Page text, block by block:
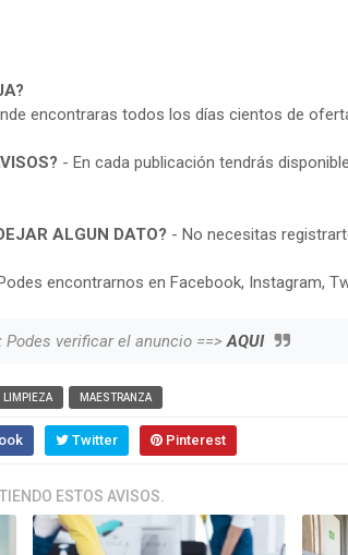
encontraras todos los días cientos de
- En cada publicación tendrás
ALGUN DATO? - No necesitas
encontrarnos en Facebook, Instagram,
Podes verificar el anuncio ==>AQUI
LIMPIEZA MAESTRANZA
Twitter Pinterest
ESTOS AVISOS.